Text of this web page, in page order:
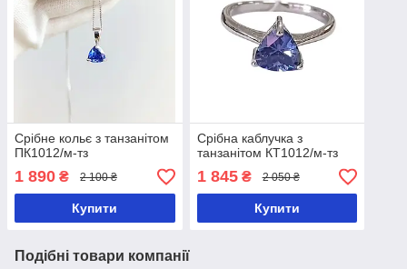
Срібне кольє з танзанітом
ПК1012/м-тз
1 890 ₴ 2 100 ₴
Купити
Срібна каблучка з
танзанітом КТ1012/м-тз
1 845₴ 2 050 ₴
Купити
Подібні товари компанії